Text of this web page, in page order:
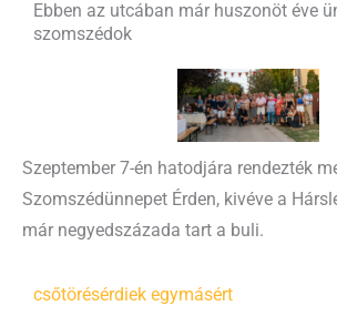
Ebben az utcában már huszonöt éve
szomszédok
Szeptember 7-én hatodjára rendezték
Szomszédünnepet Érden, kivéve a
már negyedszázada tart a buli.
csőtörésérdiek egymásért